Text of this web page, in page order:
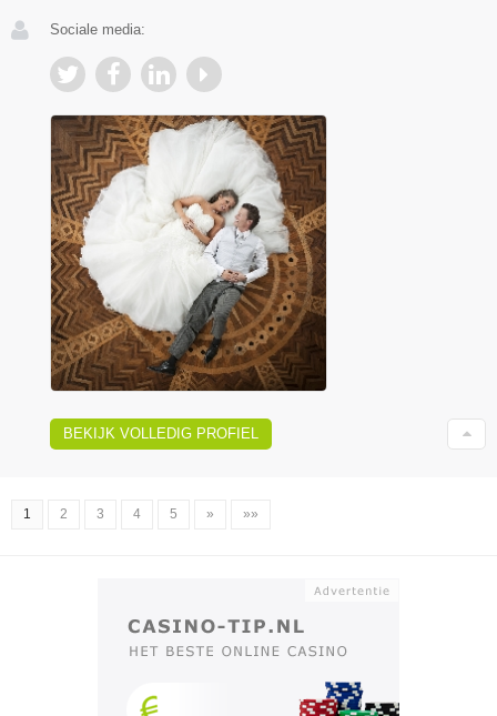
Sociale media:
BEKIJK VOLLEDIG PROFIEL
1 2 3 4 5 » »»